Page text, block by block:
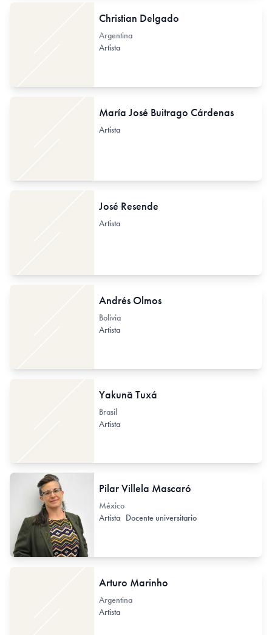
Christian Delgado
Argentina
Artista
María José Buitrago Cárdenas
Artista
José Resende
Artista
Andrés Olmos
Bolivia
Artista
Yakunã Tuxá
Brasil
Artista
Pilar Villela Mascaró
México
Artista Docente universitario
Arturo Marinho
Argentina
Artista